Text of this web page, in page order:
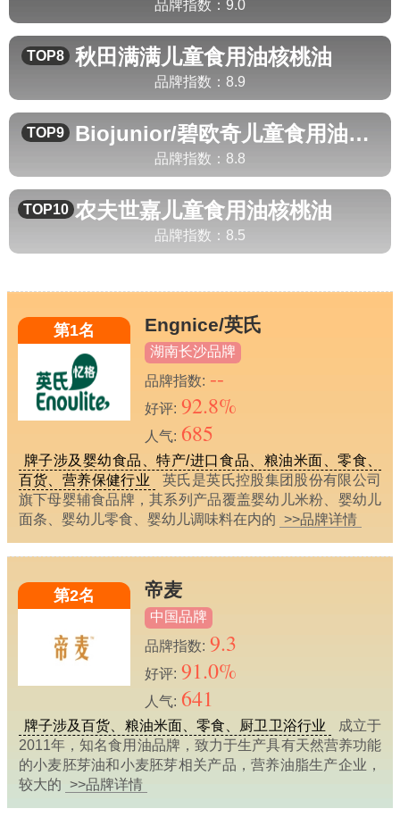
品牌指数： 9.0
TOP8 秋田满满儿童食用油核桃油
品牌指数： 8.9
TOP9 Biojunior/碧欧奇儿童食用油核桃油
品牌指数： 8.8
TOP10 农夫世嘉儿童食用油核桃油
品牌指数： 8.5
第1名 Engnice/英氏
湖南长沙品牌
品牌指数: --
好评: 92.8%
人气: 685
牌子涉及婴幼食品、特产/进口食品、粮油米面、零食、
百货、营养保健行业
英氏是英氏控股集团股份有限公司
旗下母婴辅食品牌，其系列产品覆盖婴幼儿米粉、婴幼儿
面条、婴幼儿零食、婴幼儿调味料在内的 >>品牌详情
第2名 帝麦
中国品牌
品牌指数: 9.3
好评: 91.0%
人气: 641
牌子涉及百货、粮油米面、零食、厨卫卫浴行业
成立于
2011年，知名食用油品牌，致力于生产具有天然营养功能
的小麦胚芽油和小麦胚芽相关产品，营养油脂生产企业，
较大的 >>品牌详情